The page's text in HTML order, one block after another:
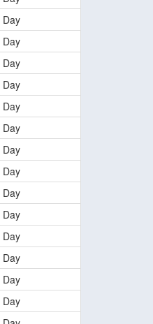
Day
Day
Day
Day
Day
Day
Day
Day
Day
Day
Day
Day
Day
Day